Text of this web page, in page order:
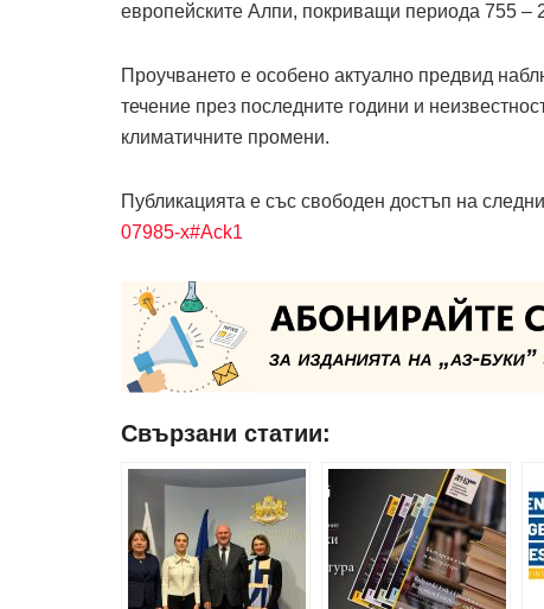
европейските Алпи, покриващи периода 755 –
Проучването е особено актуално предвид
течение през последните години и
климатичните промени.
Публикацията е със свободен достъп на
07985-x#Ack1
Свързани статии: